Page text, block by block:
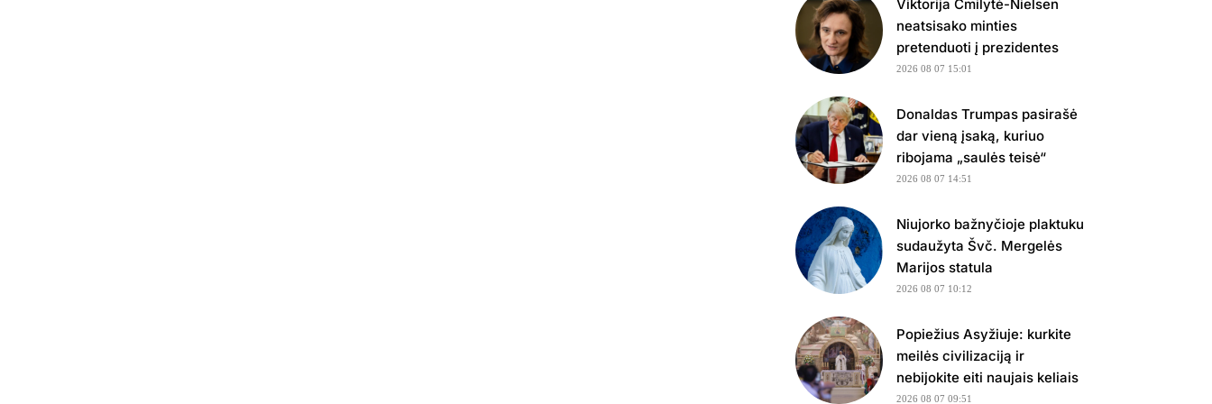
Viktorija Čmilytė-Nielsen
neatsisako minties
pretenduoti į prezidentes
2026 08 07 15:01
Donaldas Trumpas pasirašė
dar vieną įsaką, kuriuo
ribojama „saulės teisė“
2026 08 07 14:51
Niujorko bažnyčioje plaktuku
sudaužyta Švč. Mergelės
Marijos statula
2026 08 07 10:12
Popiežius Asyžiuje: kurkite
meilės civilizaciją ir
nebijokite eiti naujais keliais
2026 08 07 09:51